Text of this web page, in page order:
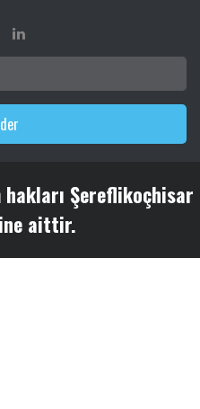
Şereflikoçhisar
aittir.